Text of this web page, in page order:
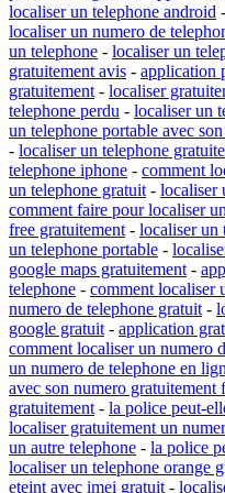
localiser un telephone android -
localiser un numero de
un telephone - localiser un
gratuitement avis - application
gratuitement - localiser
telephone perdu - localiser un
un telephone portable avec
- localiser un telephone
telephone iphone - comment
un telephone gratuit - localiser
comment faire pour localiser
free gratuitement - localiser un
un telephone portable -
google maps gratuitement -
telephone - comment localiser
numero de telephone gratuit -
google gratuit - application
comment localiser un numero
un numero de telephone en
avec son numero gratuitement
gratuitement - la police peut-
localiser gratuitement un
un autre telephone - la police
localiser un telephone orange
eteint avec imei gratuit -